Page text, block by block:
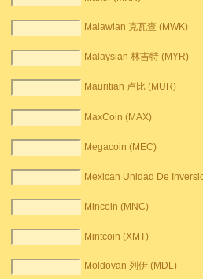
Malawian 克瓦查 (MWK)
Malaysian 林吉特 (MYR)
Mauritian 卢比 (MUR)
MaxCoin (MAX)
Megacoin (MEC)
Mexican Unidad De
Mincoin (MNC)
Mintcoin (XMT)
Moldovan 列伊 (MDL)